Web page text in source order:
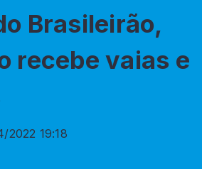
Brasileirão,
recebe vaias e
2022 19:18